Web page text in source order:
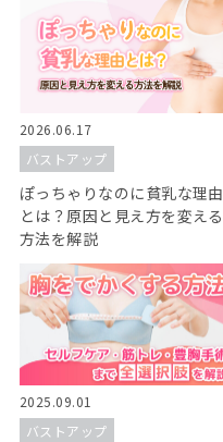
2026.06.17
バストアップ
ぽっちゃりなのに貧乳な理由
とは？原因と見え方を変える
方法を解説
2025.09.01
バストアップ